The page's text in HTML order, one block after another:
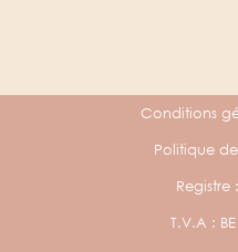
Conditions
Politique
Registre
T.V.A :